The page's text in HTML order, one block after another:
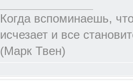
Когда вспоминаешь,
исчезает и все
(Марк Твен)